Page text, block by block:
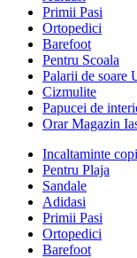
Primii Pasi
Ortopedici
Barefoot
Pentru Scoala
Palarii de soare
Cizmulite
Papucei de
Orar Magazin
Incaltaminte
Pentru Plaja
Sandale
Adidasi
Primii Pasi
Ortopedici
Barefoot